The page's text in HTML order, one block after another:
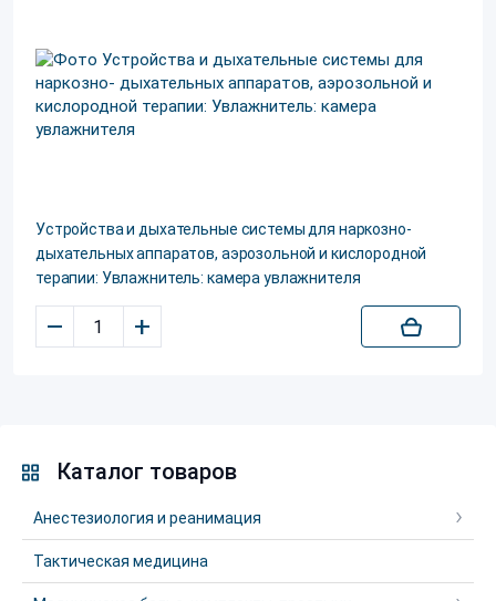
Устройства и дыхательные системы для наркозно-
дыхательных аппаратов, аэрозольной и кислородной
терапии: Увлажнитель: камера увлажнителя
– +
Каталог товаров
Анестезиология и реанимация
Тактическая медицина